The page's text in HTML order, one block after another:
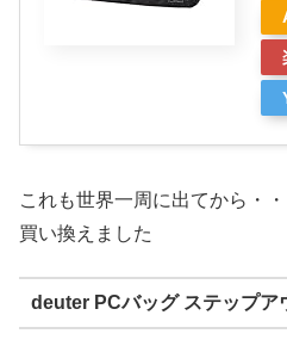
これも世界一周に出てから・・
買い換えました
deuter PCバッグ ステップア